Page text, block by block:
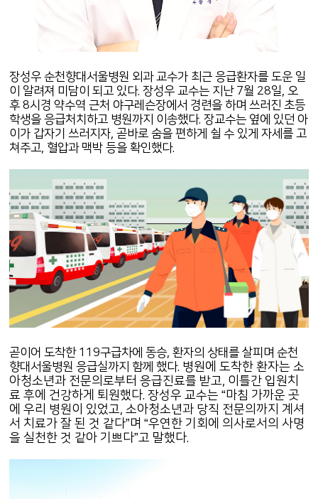
장성우 순천향대서울병원 외과 교수가 최근 응급환자를 도운 일
이 알려져 미담이 되고 있다. 장성우 교수는 지난 7월 28일, 오
후 8시경 약수역 근처 야구레슨장에서 경련을 하며 쓰러진 초등
학생을 응급처치하고 병원까지 이송했다. 장교수는 옆에 있던 아
이가 갑자기 쓰러지자, 곧바로 숨을 편하게 쉴 수 있게 자세를 고
쳐주고, 혈압과 맥박 등을 확인했다.
곧이어 도착한 119구급차에 동승, 환자의 상태를 살피며 순천
향대서울병원 응급실까지 함께 했다. 병원에 도착한 환자는 소
아청소년과 전문의로부터 응급진료를 받고, 이틀간 입원치
료 후에 건강하게 퇴원했다.장성우 교수는 “마침 가까운 곳
에 우리 병원이 있었고, 소아청소년과 당직 전문의까지 계셔
서 치료가 잘 된 것 같다”며 “우연한 기회에 의사로서의 사명
을 실천한 것 같아 기쁘다”고 말했다.